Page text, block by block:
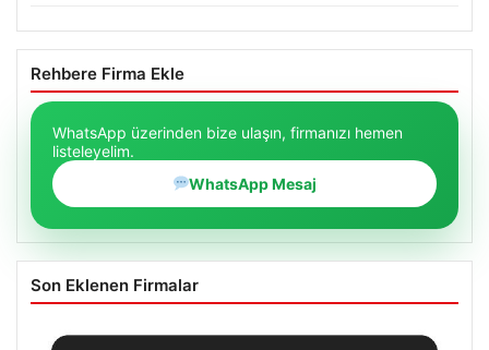
Rehbere Firma Ekle
WhatsApp üzerinden bize ulaşın, firmanızı hemen
listeleyelim.
WhatsApp Mesaj
Son Eklenen Firmalar